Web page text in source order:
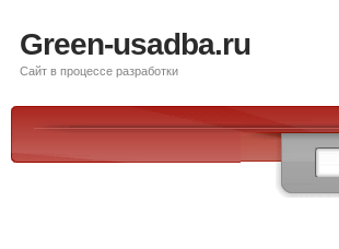
Green-usadba.ru
Сайт в процессе разработки